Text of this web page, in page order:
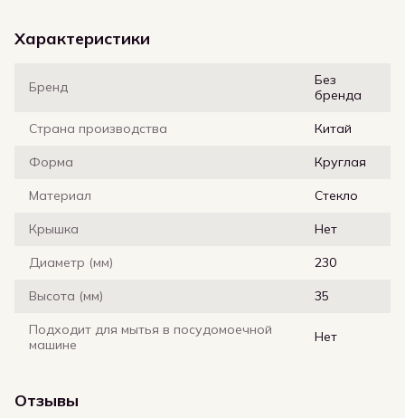
Характеристики
Бренд
Без
бренда
Страна производства Китай
Форма Круглая
Материал Стекло
Крышка Нет
Диаметр (мм) 230
Высота (мм) 35
Подходит для мытья в посудомоечной
машине
Нет
Отзывы